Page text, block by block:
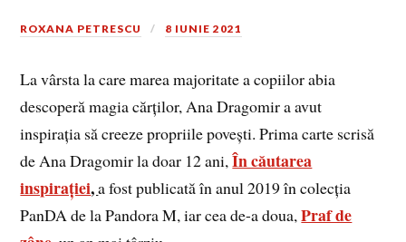
ROXANA PETRESCU 8 IUNIE 2021
La vârsta la care marea majoritate a copiilor abia
descoperă magia cărților, Ana Dragomir a avut
inspirația să creeze propriile povești. Prima carte scrisă
de Ana Dragomir la doar 12 ani,În căutarea
inspirației,a fost publicată în anul 2019 în colecția
PanDA de la Pandora M, iar cea de-a doua,Praf de